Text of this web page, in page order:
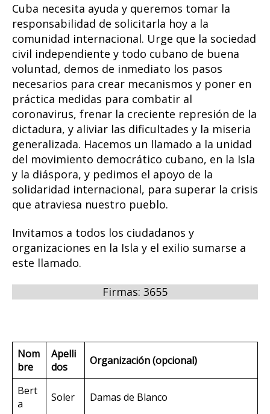
Cuba necesita ayuda y queremos tomar la
responsabilidad de solicitarla hoy a la
comunidad internacional. Urge que la sociedad
civil independiente y todo cubano de buena
voluntad, demos de inmediato los pasos
necesarios para crear mecanismos y poner en
práctica medidas para combatir al
coronavirus, frenar la creciente represión de la
dictadura, y aliviar las dificultades y la miseria
generalizada. Hacemos un llamado a la unidad
del movimiento democrático cubano, en la Isla
y la diáspora, y pedimos el apoyo de la
solidaridad internacional, para superar la crisis
que atraviesa nuestro pueblo.
Invitamos a todos los ciudadanos y
organizaciones en la Isla y el exilio sumarse a
este llamado.
Firmas: 3655
Nom
bre
Apelli
dos
Organización (opcional)
Bert
a
Soler Damas de Blanco